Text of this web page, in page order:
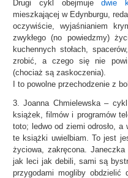
Drugi cykl obejmujedwie
mieszkającej w Edynburgu,
oczywiście, wyjaśnianiem
zwykłego (no powiedzmy)
kuchennych stołach,
zrobić, a czego się nie
(chociaż są zaskoczenia).
I to powolne przechodzenie z
3. Joanna Chmielewska –
książek, filmów i programów
toto; ledwo od ziemi odrosło,
te książki uwielbiam. To jest
życiowa, zakręcona. Janeczka
jak leci jak debili, sami są
przygodami mogliby obdzielić